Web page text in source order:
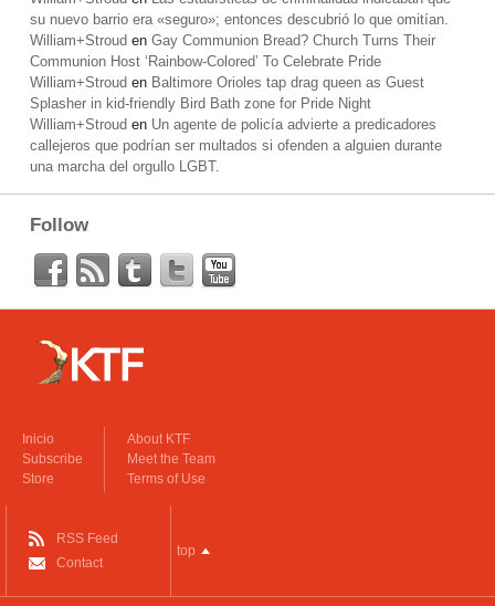
su nuevo barrio era «seguro»; entonces descubrió lo que omitían.
William+Stroud en Gay Communion Bread? Church Turns Their
Communion Host ‘Rainbow-Colored’ To Celebrate Pride
William+Stroud en Baltimore Orioles tap drag queen as Guest
Splasher in kid-friendly Bird Bath zone for Pride Night
William+Stroud en Un agente de policía advierte a predicadores
callejeros que podrían ser multados si ofenden a alguien durante
una marcha del orgullo LGBT.
Follow
Inicio
Subscribe
Store
About KTF
Meet the Team
Terms of Use
RSS Feed
Contact
top